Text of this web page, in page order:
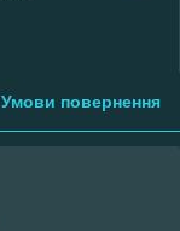
Умови повернення